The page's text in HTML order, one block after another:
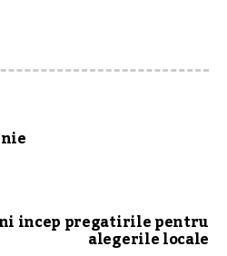
incep pregatirile pentru
alegerile locale